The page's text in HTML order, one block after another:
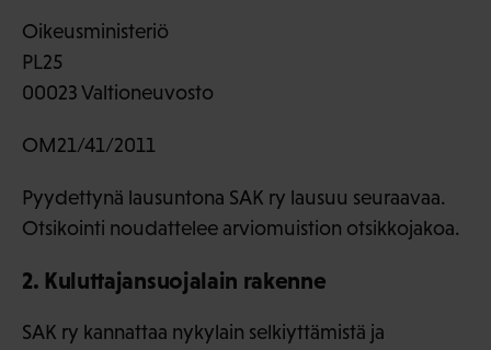
Oikeusministeriö
PL25
00023 Valtioneuvosto
OM21/41/2011
Pyydettynä lausuntona SAK ry lausuu seuraavaa.
Otsikointi noudattelee arviomuistion otsikkojakoa.
2. Kuluttajansuojalain rakenne
SAK ry kannattaa nykylain selkiyttämistä ja